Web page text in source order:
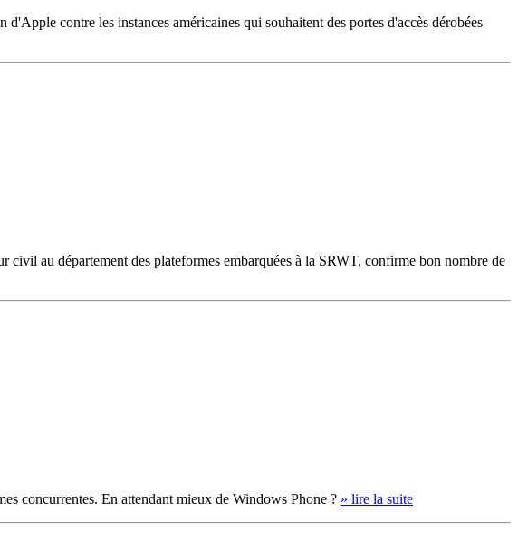
contre les instances américaines qui souhaitent des portes d'accès dérobées
au département des plateformes embarquées à la SRWT, confirme bon nombre de
concurrentes. En attendant mieux de Windows Phone ? » lire la suite